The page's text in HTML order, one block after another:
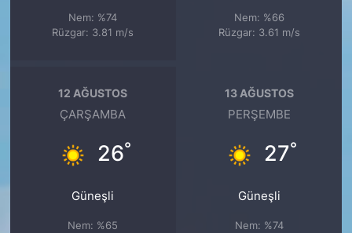
Nem: %74
Rüzgar: 3.81 m/s
Nem: %66
Rüzgar: 3.61 m/s
12 AĞUSTOS
ÇARŞAMBA
26°
Güneşli
Nem: %65
13 AĞUSTOS
PERŞEMBE
27°
Güneşli
Nem: %74